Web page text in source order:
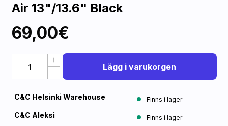
Air 13"/13.6" Black
69,00€
Lägg i varukorgen
C&C Helsinki Warehouse Finns i lager
C&C Aleksi Finns i lager